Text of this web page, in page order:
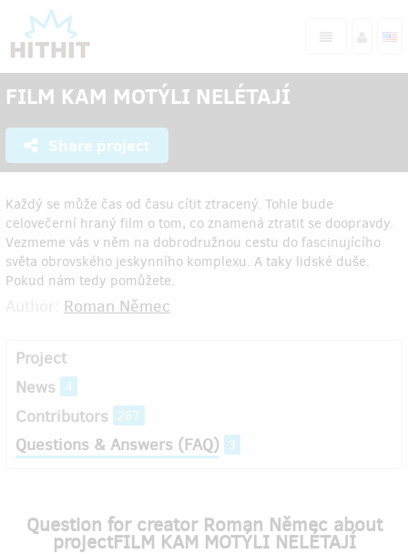
FILM KAM MOTÝLI NELÉTAJÍ
Share project
Každý se může čas od času cítit ztracený. Tohle bude
celovečerní hraný film o tom, co znamená ztratit se doopravdy.
Vezmeme vás v něm na dobrodružnou cestu do fascinujícího
světa obrovského jeskynního komplexu. A taky lidské duše.
Pokud nám tedy pomůžete.
Roman Němec
Project
News
4
Contributors 267
Questions & Answers (FAQ) 3
Question for creator Roman Němec about
projectFILM KAM MOTÝLI NELÉTAJÍ